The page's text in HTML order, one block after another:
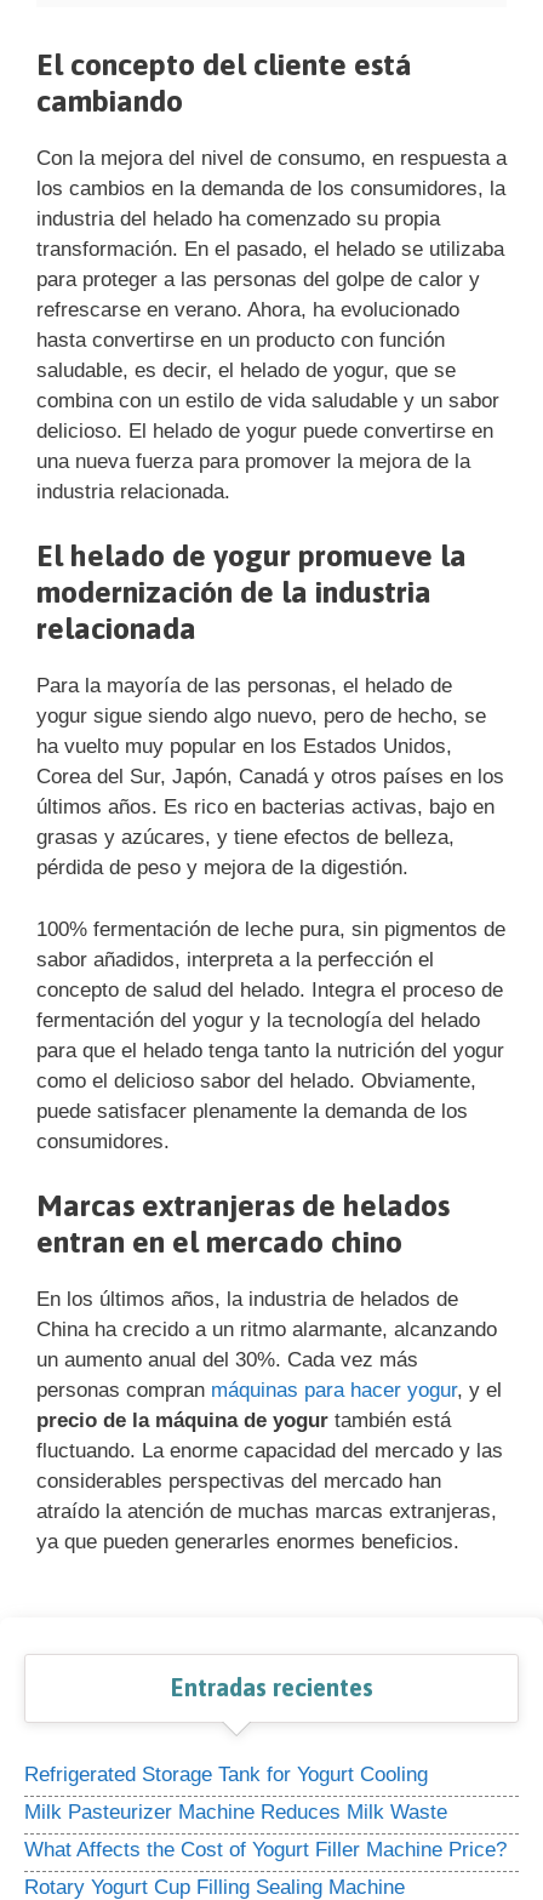
El concepto del cliente está
cambiando
Con la mejora del nivel de consumo, en respuesta a
los cambios en la demanda de los consumidores, la
industria del helado ha comenzado su propia
transformación. En el pasado, el helado se utilizaba
para proteger a las personas del golpe de calor y
refrescarse en verano. Ahora, ha evolucionado
hasta convertirse en un producto con función
saludable, es decir, el helado de yogur, que se
combina con un estilo de vida saludable y un sabor
delicioso. El helado de yogur puede convertirse en
una nueva fuerza para promover la mejora de la
industria relacionada.
El helado de yogur promueve la
modernización de la industria
relacionada
Para la mayoría de las personas, el helado de
yogur sigue siendo algo nuevo, pero de hecho, se
ha vuelto muy popular en los Estados Unidos,
Corea del Sur, Japón, Canadá y otros países en los
últimos años. Es rico en bacterias activas, bajo en
grasas y azúcares, y tiene efectos de belleza,
pérdida de peso y mejora de la digestión.
100% fermentación de leche pura, sin pigmentos de
sabor añadidos, interpreta a la perfección el
concepto de salud del helado. Integra el proceso de
fermentación del yogur y la tecnología del helado
para que el helado tenga tanto la nutrición del yogur
como el delicioso sabor del helado. Obviamente,
puede satisfacer plenamente la demanda de los
consumidores.
Marcas extranjeras de helados
entran en el mercado chino
En los últimos años, la industria de helados de
China ha crecido a un ritmo alarmante, alcanzando
un aumento anual del 30%. Cada vez más
personas compran máquinas para hacer yogur, y el
precio de la máquina de yogur también está
fluctuando. La enorme capacidad del mercado y las
considerables perspectivas del mercado han
atraído la atención de muchas marcas extranjeras,
ya que pueden generarles enormes beneficios.
Entradas recientes
Refrigerated Storage Tank for Yogurt Cooling
Milk Pasteurizer Machine Reduces Milk Waste
What Affects the Cost of Yogurt Filler Machine Price?
Rotary Yogurt Cup Filling Sealing Machine